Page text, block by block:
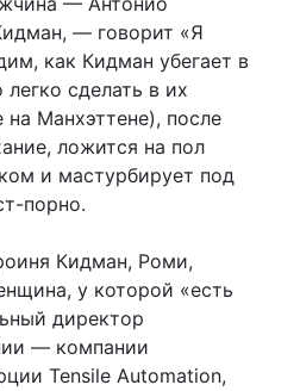
— говорит «Я
как Кидман убегает в
сделать в их
на Манхэттене), после
ложится на пол
и мастурбирует под
порно.
Кидман, Роми,
у которой «есть
директор
— компании
Tensile Automation,